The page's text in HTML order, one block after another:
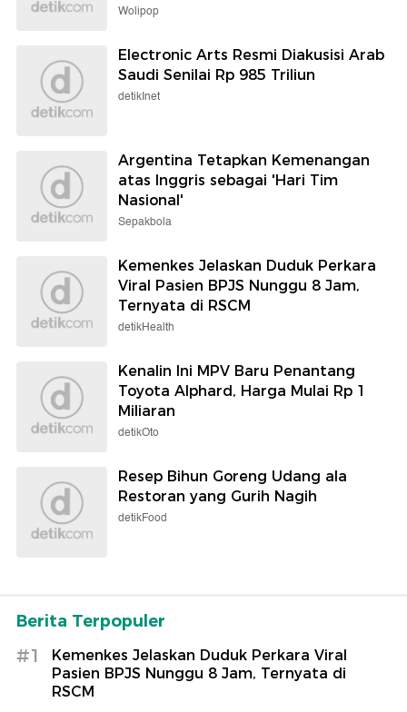
Wolipop
Electronic Arts Resmi Diakusisi Arab
Saudi Senilai Rp 985 Triliun
detikInet
Argentina Tetapkan Kemenangan
atas Inggris sebagai 'Hari Tim
Nasional'
Sepakbola
Kemenkes Jelaskan Duduk Perkara
Viral Pasien BPJS Nunggu 8 Jam,
Ternyata di RSCM
detikHealth
Kenalin Ini MPV Baru Penantang
Toyota Alphard, Harga Mulai Rp 1
Miliaran
detikOto
Resep Bihun Goreng Udang ala
Restoran yang Gurih Nagih
detikFood
Berita Terpopuler
#1
Kemenkes Jelaskan Duduk Perkara Viral
Pasien BPJS Nunggu 8 Jam, Ternyata di
RSCM